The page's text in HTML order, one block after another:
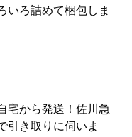
いろ詰めて梱包しま
宅から発送！佐川急
引き取りに伺いま